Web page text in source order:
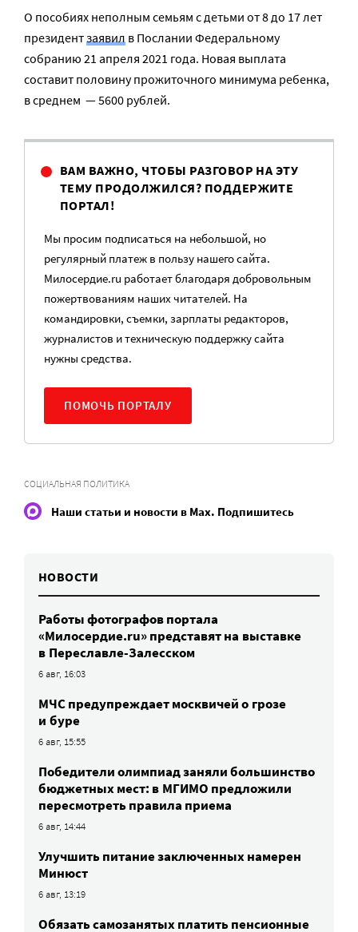
О пособиях неполным семьям с детьми от 8 до 17 лет
президентзаявил в Послании Федеральному
собранию 21 апреля 2021 года. Новая выплата
составит половину прожиточного минимума ребенка,
в среднем — 5600 рублей.
ВАМ ВАЖНО, ЧТОБЫ РАЗГОВОР НА ЭТУ
ТЕМУ ПРОДОЛЖИЛСЯ? ПОДДЕРЖИТЕ
ПОРТАЛ!
Мы просим подписаться на небольшой, но
регулярный платеж в пользу нашего сайта.
Милосердие.ru работает благодаря добровольным
пожертвованиям наших читателей. На
командировки, съемки, зарплаты редакторов,
журналистов и техническую поддержку сайта
нужны средства.
ПОМОЧЬ ПОРТАЛУ
СОЦИАЛЬНАЯ ПОЛИТИКА
Наши статьи и новости в Max. Подпишитесь
НОВОСТИ
Работы фотографов портала
«Милосердие.ru» представят на выставке
в Переславле-Залесском
6 авг, 16:03
МЧС предупреждает москвичей о грозе
и буре
6 авг, 15:55
Победители олимпиад заняли большинство
бюджетных мест: в МГИМО предложили
пересмотреть правила приема
6 авг, 14:44
Улучшить питание заключенных намерен
Минюст
6 авг, 13:19
Обязать самозанятых платить пенсионные